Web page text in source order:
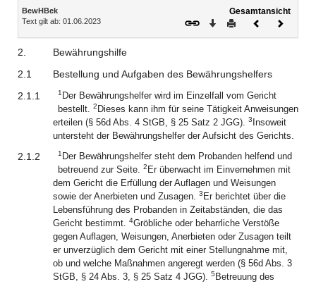
Inhalt
BewHBek
Text gilt ab: 01.06.2023
Gesamtansicht
Download
DruckenVorheriges
2.
Bewährungshilfe
2.1
Bestellung und Aufgaben des Bewährungshelfers
2.1.1
1 Der Bewährungshelfer wird im Einzelfall vom Gericht
bestellt. 2 Dieses kann ihm für seine Tätigkeit Anweisungen
erteilen (§ 56d Abs. 4 StGB, § 25 Satz 2 JGG). 3 Insoweit
untersteht der Bewährungshelfer der Aufsicht des Gerichts.
2.1.2 1 Der Bewährungshelfer steht dem Probanden helfend und
betreuend zur Seite. 2 Er überwacht im Einvernehmen mit
dem Gericht die Erfüllung der Auflagen und Weisungen
sowie der Anerbieten und Zusagen. 3 Er berichtet über die
Lebensführung des Probanden in Zeitabständen, die das
Gericht bestimmt. 4Gröbliche oder beharrliche Verstöße
gegen Auflagen, Weisungen, Anerbieten oder Zusagen teilt
er unverzüglich dem Gericht mit einer Stellungnahme mit,
ob und welche Maßnahmen angeregt werden (§ 56d Abs. 3
StGB, § 24 Abs. 3, § 25 Satz 4 JGG). 5 Betreuung des